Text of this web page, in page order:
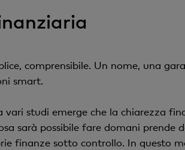
comprensibile. Un nome, una
smart.
vari studi emerge che la chiarezza
sarà possibile fare domani prende
finanze sotto controllo. In questo